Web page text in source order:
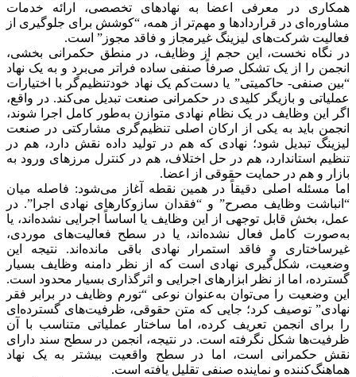
همکاری در معرفی اعضا به نهادهای تخصصی، ارائه خدمات
مشاوره‌ای در قراردادها و مهم‌تر از همه، “کوشش برای جلوگیری از
فعالیت شرکت‌های لیزینگ غیرمجاز و فاقد مجوز” است.
در نگاه نخست، این حجم از وظایف، در منطق حکمرانی بخشی،
انجمن را از یک تشکل صرفاً صنفی ساده فراتر می‌برد و به یک نهاد
“بین صنفی- حاکمیتی” یا دست‌کم یک نهاد خودتنظیم‌گر با اختیارات
عملیاتی و بازیگر کلیدی در حکمرانی صنعت تبدیل می‌کند. در واقع،
اگر این وظایف در یک نظام نهادی متوازن به‌طور کامل اجرا شوند،
انجمن باید به یکی از ارکان اصلی تنظیم‌گری مشارکتی در صنعت
لیزینگ تبدیل شود؛ نهادی که هم در تولید داده نقش دارد، هم در
تنظیم استاندارد، هم در حل اختلاف، هم در کنترل مرزهای ورود به
بازار و هم در حمایت حقوقی از اعضا.
اما مسئله اصلی دقیقاً در همین نقطه آغاز می‌شود: فاصله میان
“انباشت وظایف مصرح” و “فقدان سازوکارهای نهادی اجرا”. در
عمل، بخش قابل توجهی از این وظایف یا اساساً اجرایی نشده‌اند، یا
به‌صورت کامل فعال نشده‌اند، یا در سطح فعالیت‌های موردی،
غیرساختاری و فاقد استمرار نهادی باقی مانده‌اند. نتیجه این
وضعیت، شکل‌گیری نهادی است که از نظر دامنه وظایف بسیار
گسترده، اما از نظر ابزارهای اجرایی و اثرگذاری بسیار محدود است.
این وضعیت را می‌توان به‌عنوان نوعی “تورم وظایف در برابر فقر
نهادی” توصیف کرد؛ جایی که متن حقوقی، ظرفیت‌های گسترده‌ای
را برای انجمن تعریف کرده، اما ساختار عملیاتی متناسب با آن
ظرفیت‌ها شکل نگرفته است. در نتیجه، انجمن در سطح سند دارای
نقش حکمرانی است، اما در سطح واقعیت بیشتر به یک نهاد
هماهنگ‌کننده و نماینده صنفی تقلیل یافته است.